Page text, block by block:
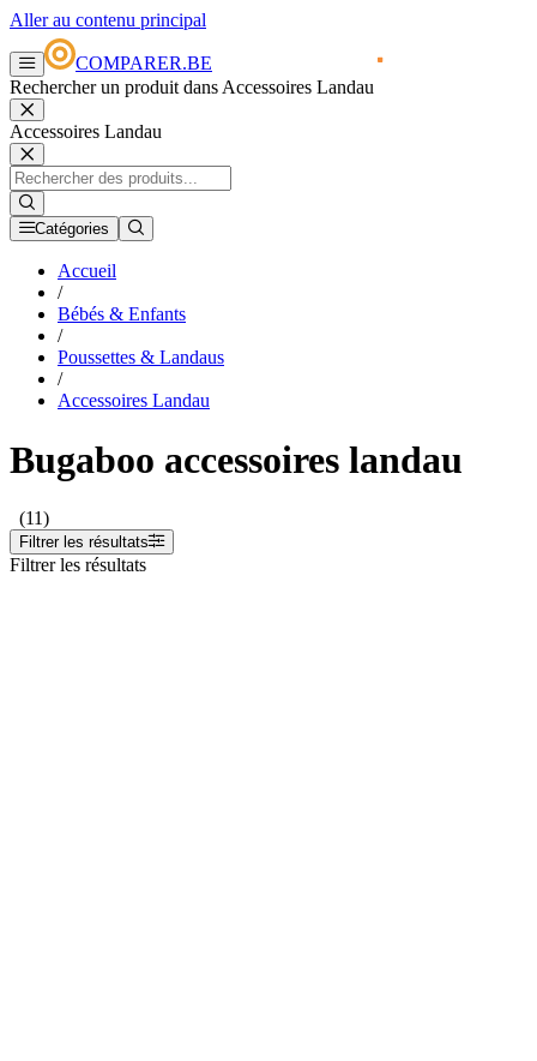
Aller au contenu principal
COMPARER.BE
Rechercher un produit dans Accessoires Landau
Accessoires Landau
Catégories
Accueil
/
Bébés & Enfants
/
Poussettes & Landaus
/
Accessoires Landau
Bugaboo accessoires landau
(11)
Filtrer les résultats
Filtrer les résultats